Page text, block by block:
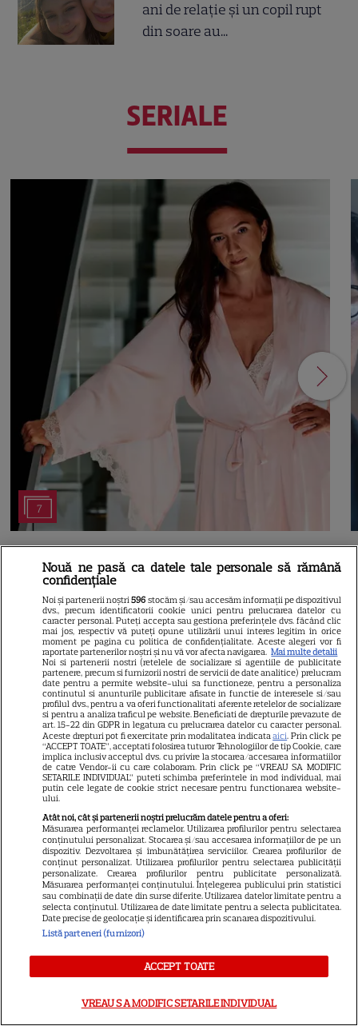
ani de relație și un copil rupt
din soare au...
SERIALE
7
Adela Popescu, într-un rol
neașteptat în „Fără Urmă”.
Primele imagini din noul serial
PRO TV și când începe
ARTICOLE PARTENERI
Horoscop 4 august 2026.
Capricornilor le este greu să
aibă răbdare într-un context
atât de dinamic, dar ei știu că
contul unei persoane
Nouă ne pasă ca datele tale personale să rămână
confidențiale
Noi și partenerii noștri596 stocăm și/sau accesăm informații pe dispozitivul
dvs., precum identificatorii cookie unici pentru prelucrarea datelor cu
caracter personal. Puteți accepta sau gestiona preferințele dvs. făcând clic
mai jos, respectiv vă puteți opune utilizării unui interes legitim în orice
moment pe pagina cu politica de confidențialitate. Aceste alegeri vor fi
raportate partenerilor noștri și nu vă vor afecta navigarea. Mai multe detalii
Noi si partenerii nostri (retelele de socializare si agentiile de publicitate
partenere, precum si furnizorii nostri de servicii de date analitice) prelucram
date pentru a permite website-ului sa functioneze, pentru a personaliza
continutul si anunturile publicitare afisate in functie de interesele si/sau
profilul dvs., pentru a va oferi functionalitati aferente retelelor de socializare
si pentru a analiza traficul pe website. Beneficiati de drepturile prevazute de
art. 15-22 din GDPR in legatura cu prelucrarea datelor cu caracter personal.
Aceste drepturi pot fi exercitate prin modalitatea indicataaici. Prin click pe
“ACCEPT TOATE”, acceptati folosirea tuturor Tehnologiilor de tip Cookie, care
implica inclusiv acceptul dvs. cu privire la stocarea/accesarea informatiilor
de catre Vendor-ii cu care colaboram. Prin click pe “VREAU SA MODIFIC
SETARILE INDIVIDUAL” puteti schimba preferintele in mod individual, mai
putin cele legate de cookie strict necesare pentru functionarea website-
ului.
Atât noi, cât și partenerii noștri prelucrăm datele pentru a oferi:
Măsurarea performanței reclamelor. Utilizarea profilurilor pentru selectarea
conținutului personalizat. Stocarea și/sau accesarea informațiilor de pe un
dispozitiv. Dezvoltarea și îmbunătățirea serviciilor. Crearea profilurilor de
conținut personalizat. Utilizarea profilurilor pentru selectarea publicității
personalizate. Crearea profilurilor pentru publicitate personalizată.
Măsurarea performanței conținutului. Înțelegerea publicului prin statistici
sau combinații de date din surse diferite. Utilizarea datelor limitate pentru a
selecta conținutul. Utilizarea de date limitate pentru a selecta publicitatea.
Date precise de geolocație și identificarea prin scanarea dispozitivului.
Listă parteneri (furnizori)
ACCEPT TOATE
VREAU SA MODIFIC SETARILE INDIVIDUAL